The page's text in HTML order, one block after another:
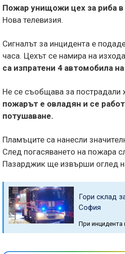
Пожар унищожи цех за риба
Нова телевизия.
Сигналът за инцидента е
часа. Цехът се намира на
са изпратени 4 автомобила
Не се съобщава за пострадали
пожарът е овладян и се
потушаване.
Пламъците са нанесли
След погасяването на пожара
Пазарджик ще извърши оглед
Гори склад
София
При инцидента